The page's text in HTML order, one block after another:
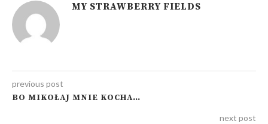
MY STRAWBERRY FIELDS
previous post
BO MIKOŁAJ MNIE KOCHA…
next post